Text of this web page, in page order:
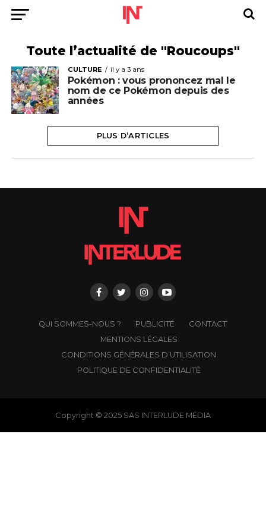
Toute l’actualité de "Roucoups"
CULTURE il y a 3 ans
Pokémon : vous prononcez mal le
nom de ce Pokémon depuis des
années
PLUS D’ARTICLES
QUI SOMMES-NOUS ? PUBLICITÉ
CONTACT
MENTIONS LÉGALES
CONDITIONS GÉNÉRALES D’UTILISATION
POLITIQUE DE CONFIDENTIALITÉ
Copyright © 2025 SAS INTERLUDE MÉDIA